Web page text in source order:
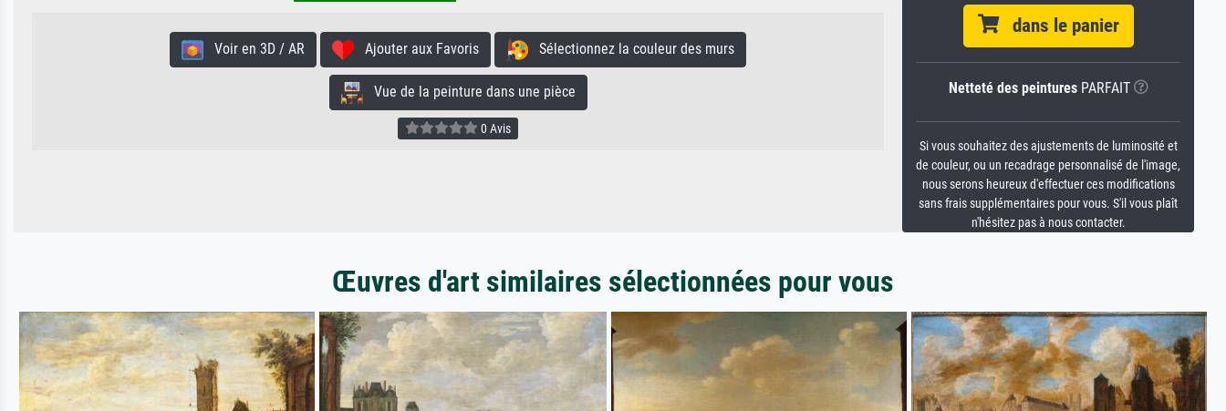
Voir en 3D / AR Ajouter aux Favoris Sélectionnez la couleur des murs
Vue de la peinture dans une pièce
0 Avis
dans le panier
Netteté des peinturesPARFAIT
Si vous souhaitez des ajustements de luminosité et
de couleur, ou un recadrage personnalisé de l'image,
nous serons heureux d'effectuer ces modifications
sans frais supplémentaires pour vous. S'il vous plaît
n'hésitez pas à nous contacter.
Œuvres d'art similaires sélectionnées pour vous